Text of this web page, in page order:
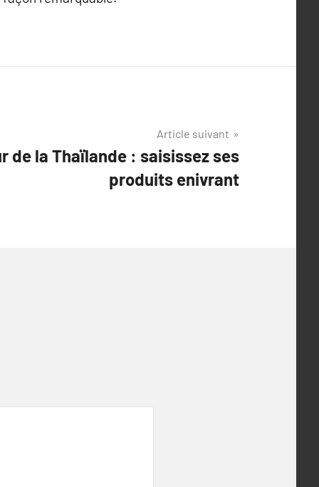
Article suivant
de la Thaïlande : saisissez ses
produits enivrant